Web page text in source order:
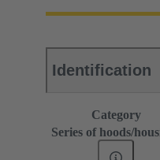
Identification
Category
Series of hoods/